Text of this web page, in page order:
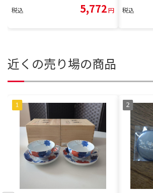
税込 5,772円 税込
近くの売り場の商品